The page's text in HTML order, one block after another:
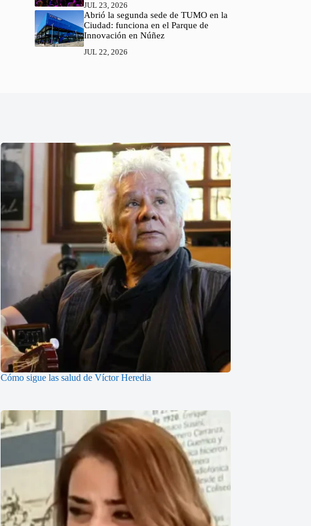
JUL 23, 2026
Abrió la segunda sede de TUMO en la
Ciudad: funciona en el Parque de
Innovación en Núñez
JUL 22, 2026
Cómo sigue las salud de Víctor Heredia